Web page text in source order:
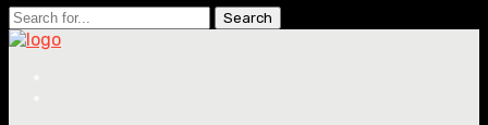
Search
for: